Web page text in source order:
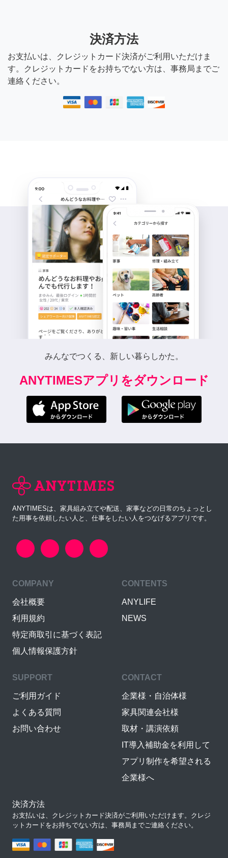
決済方法
お支払いは、クレジットカード決済がご利用いただけま
す。クレジットカードをお持ちでない方は、事務局までご
連絡ください。
みんなでつくる、新しい暮らしかた。
ANYTIMESアプリをダウンロード
ANYTIMESは、家具組み立てや配送、家事などの日常のちょっとし
た用事を依頼したい人と、仕事をしたい人をつなげるアプリです。
COMPANY
会社概要
利用規約
特定商取引に基づく表記
個人情報保護方針
CONTENTS
ANYLIFE
NEWS
SUPPORT
ご利用ガイド
よくある質問
お問い合わせ
CONTACT
企業様・自治体様
家具関連会社様
取材・講演依頼
IT導入補助金を利用して
アプリ制作を希望される
企業様へ
決済方法
お支払いは、クレジットカード決済がご利用いただけます。クレジ
ットカードをお持ちでない方は、事務局までご連絡ください。